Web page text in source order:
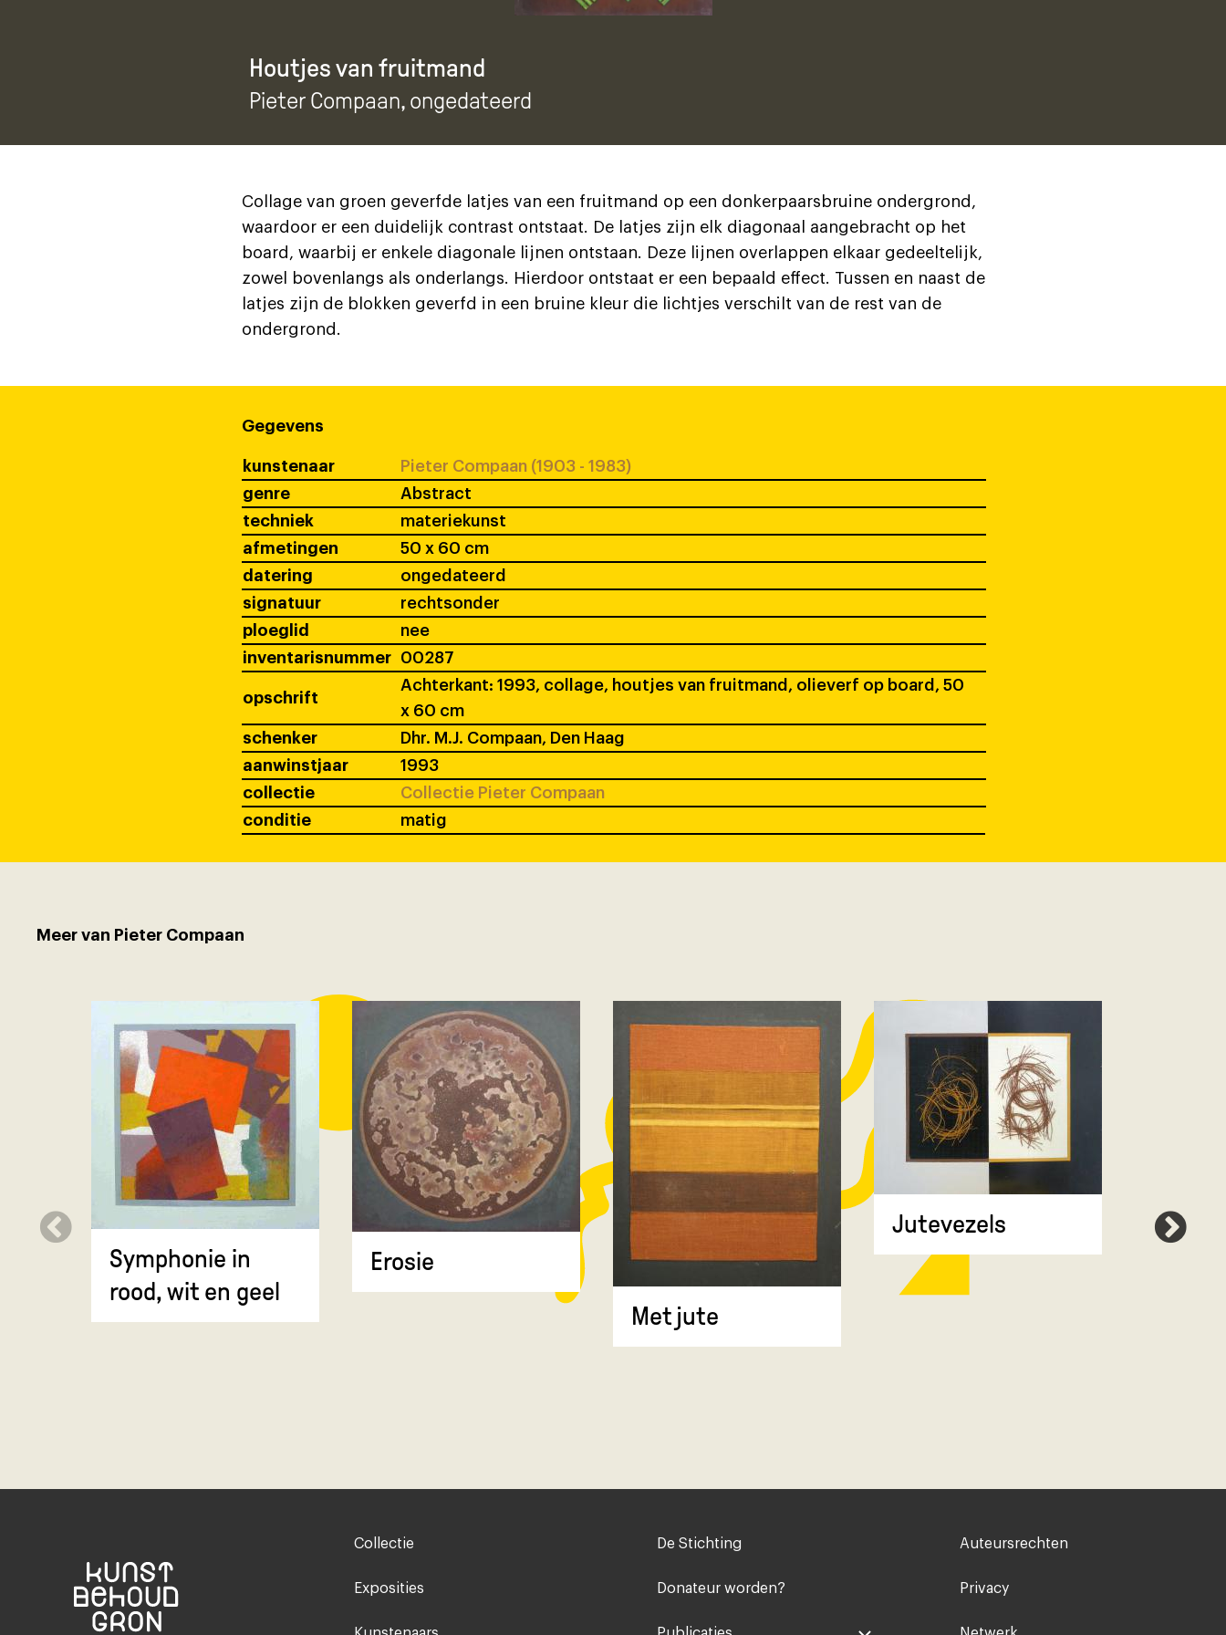
Houtjes van fruitmand
Pieter Compaan, ongedateerd
Collage van groen geverfde latjes van een fruitmand op een donkerpaarsbruine ondergrond,
waardoor er een duidelijk contrast ontstaat. De latjes zijn elk diagonaal aangebracht op het
board, waarbij er enkele diagonale lijnen ontstaan. Deze lijnen overlappen elkaar gedeeltelijk,
zowel bovenlangs als onderlangs. Hierdoor ontstaat er een bepaald effect. Tussen en naast de
latjes zijn de blokken geverfd in een bruine kleur die lichtjes verschilt van de rest van de
ondergrond.
Gegevens
kunstenaar
Pieter Compaan (1903 - 1983)
genre
Abstract
techniek
materiekunst
afmetingen
50 x 60 cm
datering
ongedateerd
signatuur
rechtsonder
ploeglid
nee
inventarisnummer
00287
opschrift
Achterkant: 1993, collage, houtjes van fruitmand, olieverf op board, 50
x 60 cm
schenker
Dhr. M.J. Compaan, Den Haag
aanwinstjaar
1993
collectie
Collectie Pieter Compaan
conditie
matig
Meer van Pieter Compaan
Symphonie in
rood, wit en geel
Erosie
Met jute
Jutevezels
Footer-
Collectie
Exposities
Voet
De Stichting
Donateur worden?
Voet
Auteursrechten
Privacy